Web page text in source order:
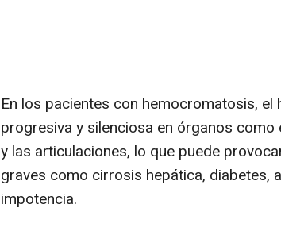
En los pacientes con hemocromatosis,
progresiva y silenciosa en órganos
y las articulaciones, lo que puede
graves como cirrosis hepática, diabetes,
impotencia.